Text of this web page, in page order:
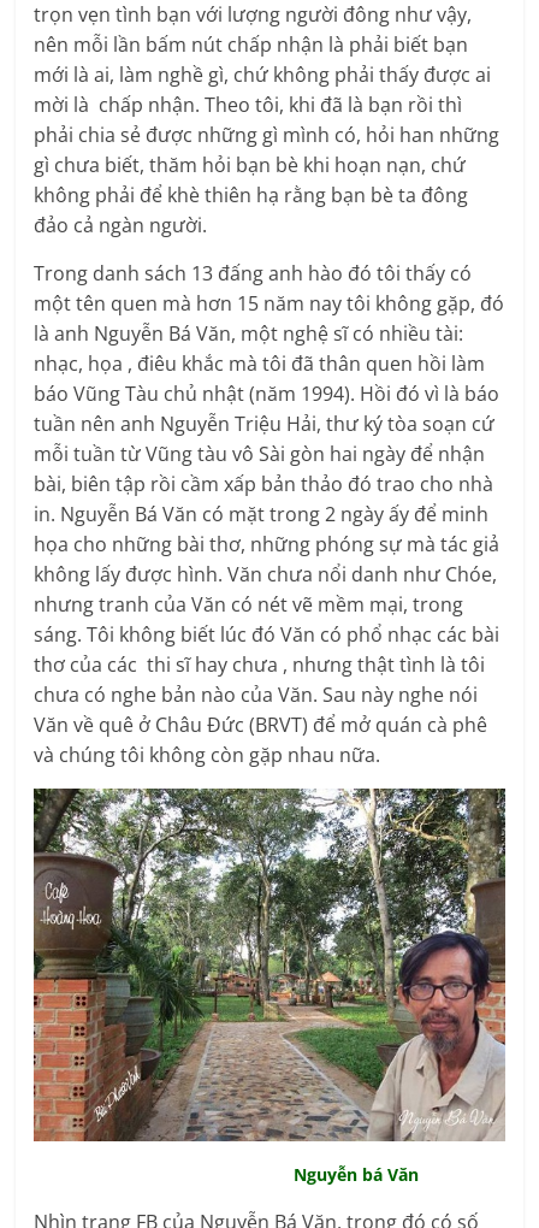
trọn vẹn tình bạn với lượng người đông như vậy,
nên mỗi lần bấm nút chấp nhận là phải biết bạn
mới là ai, làm nghề gì, chứ không phải thấy được ai
mời là chấp nhận. Theo tôi, khi đã là bạn rồi thì
phải chia sẻ được những gì mình có, hỏi han những
gì chưa biết, thăm hỏi bạn bè khi hoạn nạn, chứ
không phải để khè thiên hạ rằng bạn bè ta đông
đảo cả ngàn người.
Trong danh sách 13 đấng anh hào đó tôi thấy có
một tên quen mà hơn 15 năm nay tôi không gặp, đó
là anh Nguyễn Bá Văn, một nghệ sĩ có nhiều tài:
nhạc, họa , điêu khắc mà tôi đã thân quen hồi làm
báo Vũng Tàu chủ nhật (năm 1994). Hồi đó vì là báo
tuần nên anh Nguyễn Triệu Hải, thư ký tòa soạn cứ
mỗi tuần từ Vũng tàu vô Sài gòn hai ngày để nhận
bài, biên tập rồi cầm xấp bản thảo đó trao cho nhà
in. Nguyễn Bá Văn có mặt trong 2 ngày ấy để minh
họa cho những bài thơ, những phóng sự mà tác giả
không lấy được hình. Văn chưa nổi danh như Chóe,
nhưng tranh của Văn có nét vẽ mềm mại, trong
sáng. Tôi không biết lúc đó Văn có phổ nhạc các bài
thơ của các thi sĩ hay chưa , nhưng thật tình là tôi
chưa có nghe bản nào của Văn. Sau này nghe nói
Văn về quê ở Châu Đức (BRVT) để mở quán cà phê
và chúng tôi không còn gặp nhau nữa.
Nguyễn bá Văn
Nhìn trang FB của Nguyễn Bá Văn, trong đó có số